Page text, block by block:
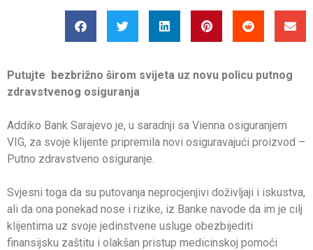
Putujte bezbrižno širom svijeta uz novu policu putnog
zdravstvenog osiguranja
Addiko Bank Sarajevo je, u saradnji sa Vienna osiguranjem
VIG, za svoje klijente pripremila novi osiguravajući proizvod –
Putno zdravstveno osiguranje.
Svjesni toga da su putovanja neprocjenjivi doživljaji i iskustva,
ali da ona ponekad nose i rizike, iz Banke navode da im je cilj
klijentima uz svoje jedinstvene usluge obezbijediti
finansijsku zaštitu i olakšan pristup medicinskoj pomoći